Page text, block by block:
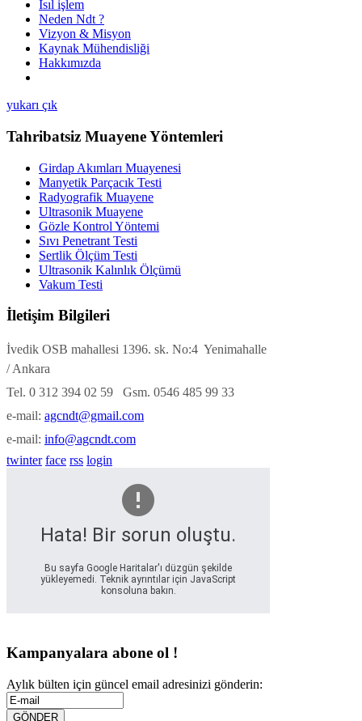
Isıl işlem
Neden Ndt ?
Vizyon & Misyon
Kaynak Mühendisliği
Hakkımızda
yukarı çık
Tahribatsiz Muayene Yöntemleri
Girdap Akımları Muayenesi
Manyetik Parçacık Testi
Radyografik Muayene
Ultrasonik Muayene
Gözle Kontrol Yöntemi
Sıvı Penetrant Testi
Sertlik Ölçüm Testi
Ultrasonik Kalınlık Ölçümü
Vakum Testi
İletişim Bilgileri
İvedik OSB mahallesi 1396. sk. No:4 Yenimahalle
/ Ankara
Tel. 0 312 394 02 59 Gsm. 0546 485 99 33
e-mail: agcndt@gmail.com
e-mail: info@agcndt.com
twinter face rss login
Hata! Bir sorun oluştu.
Bu sayfa Google Haritalar'ı düzgün şekilde
yükleyemedi. Teknik ayrıntılar için JavaScript
konsoluna bakın.
Kampanyalara abone ol !
Aylık bülten için güncel email adresinizi gönderin: